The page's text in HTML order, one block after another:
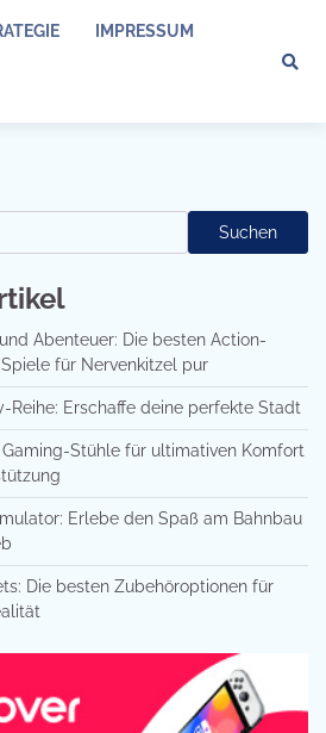
IMPRESSUM
Suchen
Abenteuer: Die besten Action-
für Nervenkitzel pur
Reihe: Erschaffe deine perfekte Stadt
Gaming-Stühle für ultimativen Komfort
Erlebe den Spaß am Bahnbau
Die besten Zubehöroptionen für